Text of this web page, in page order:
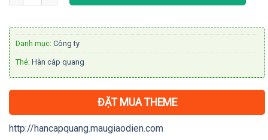
Danh mục: Công ty
Thẻ: Hàn cáp quang
ĐẶT MUA THEME
http://hancapquang.maugiaodien.com